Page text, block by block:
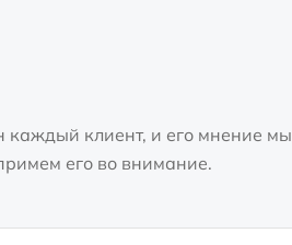
каждый клиент, и его мнение мы
его во внимание.